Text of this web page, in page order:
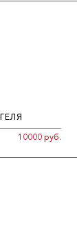
10000 руб.